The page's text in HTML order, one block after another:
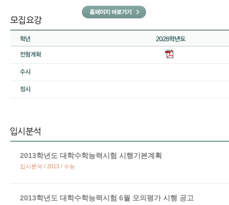
2013학년도 대학수학능력시험 시행기본계획
입시분석 / 2013 / 수능
2013학년도 대학수학능력시험 6월 모의평가 시행 공고